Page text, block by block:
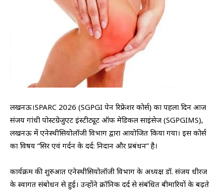
लखनऊ।SPARC 2026 (SGPGI पेन रिफ्रेशर कोर्स) का पहला दिन आज
संजय गांधी पोस्टग्रेजुएट इंस्टीट्यूट ऑफ मेडिकल साइंसेज (SGPGIMS),
लखनऊ में एनेस्थीसियोलॉजी विभाग द्वारा आयोजित किया गया। इस कोर्स
का विषय “सिर एवं गर्दन के दर्द: निदान और प्रबंधन” है।
कार्यक्रम की शुरुआत एनेस्थीसियोलॉजी विभाग के अध्यक्ष डॉ. संजय धीरज
के स्वागत संबोधन से हुई। उन्होंने क्रॉनिक दर्द से संबंधित बीमारियों के बढ़ते